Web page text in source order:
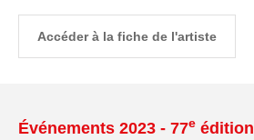
Accéder à la fiche de l'artiste
Événements 2023 - 77e édition